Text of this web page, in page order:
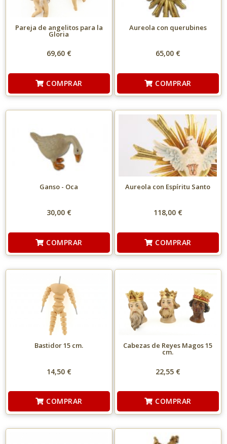
Pareja de angelitos para la
Gloria
69,60 €
COMPRAR
Aureola con querubines
65,00 €
COMPRAR
Ganso - Oca
30,00 €
COMPRAR
Aureola con Espíritu Santo
118,00 €
COMPRAR
Bastidor 15 cm.
14,50 €
COMPRAR
Cabezas de Reyes Magos 15
cm.
22,55 €
COMPRAR